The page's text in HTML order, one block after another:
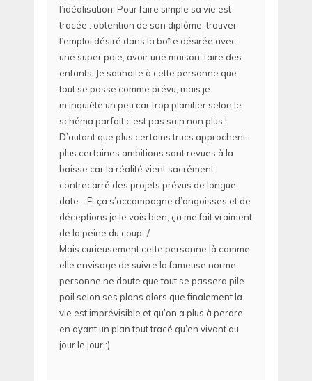
l’idéalisation. Pour faire simple sa vie est
tracée : obtention de son diplôme, trouver
l’emploi désiré dans la boîte désirée avec
une super paie, avoir une maison, faire des
enfants. Je souhaite à cette personne que
tout se passe comme prévu, mais je
m’inquiète un peu car trop planifier selon le
schéma parfait c’est pas sain non plus !
D’autant que plus certains trucs approchent
plus certaines ambitions sont revues à la
baisse car la réalité vient sacrément
contrecarré des projets prévus de longue
date… Et ça s’accompagne d’angoisses et de
déceptions je le vois bien, ça me fait vraiment
de la peine du coup :/
Mais curieusement cette personne là comme
elle envisage de suivre la fameuse norme,
personne ne doute que tout se passera pile
poil selon ses plans alors que finalement la
vie est imprévisible et qu’on a plus à perdre
en ayant un plan tout tracé qu’en vivant au
jour le jour :)